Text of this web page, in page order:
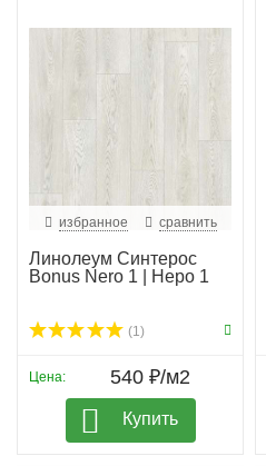
избранное сравнить
Линолеум Синтерос
Bonus Nero 1 | Неро 1
(1)
Цена: 540 ₽/м2
Купить